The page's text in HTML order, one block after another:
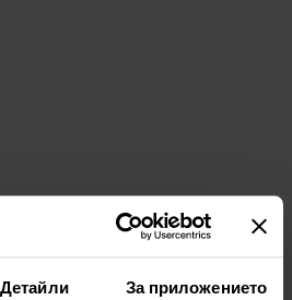
Детайли За приложението